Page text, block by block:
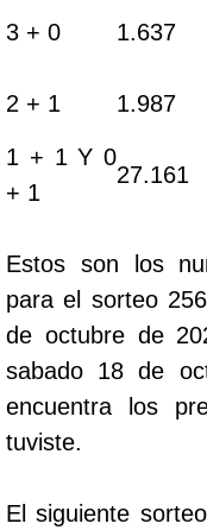
3 + 0 1.637
2 + 1 1.987
1 + 1 Y 0
+ 1
27.161
Estos son los
para el sorteo
de octubre de
sabado 18 de
encuentra los
tuviste.
El siguiente